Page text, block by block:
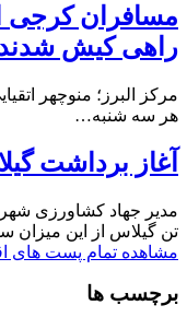
مسافران کرجی
راهی کیش
مرکز البرز؛ منوچهر
هر سه شنبه…
آغاز برداشت
تن گیلاس از این
مشاهده تمام پست های
برچسب ها